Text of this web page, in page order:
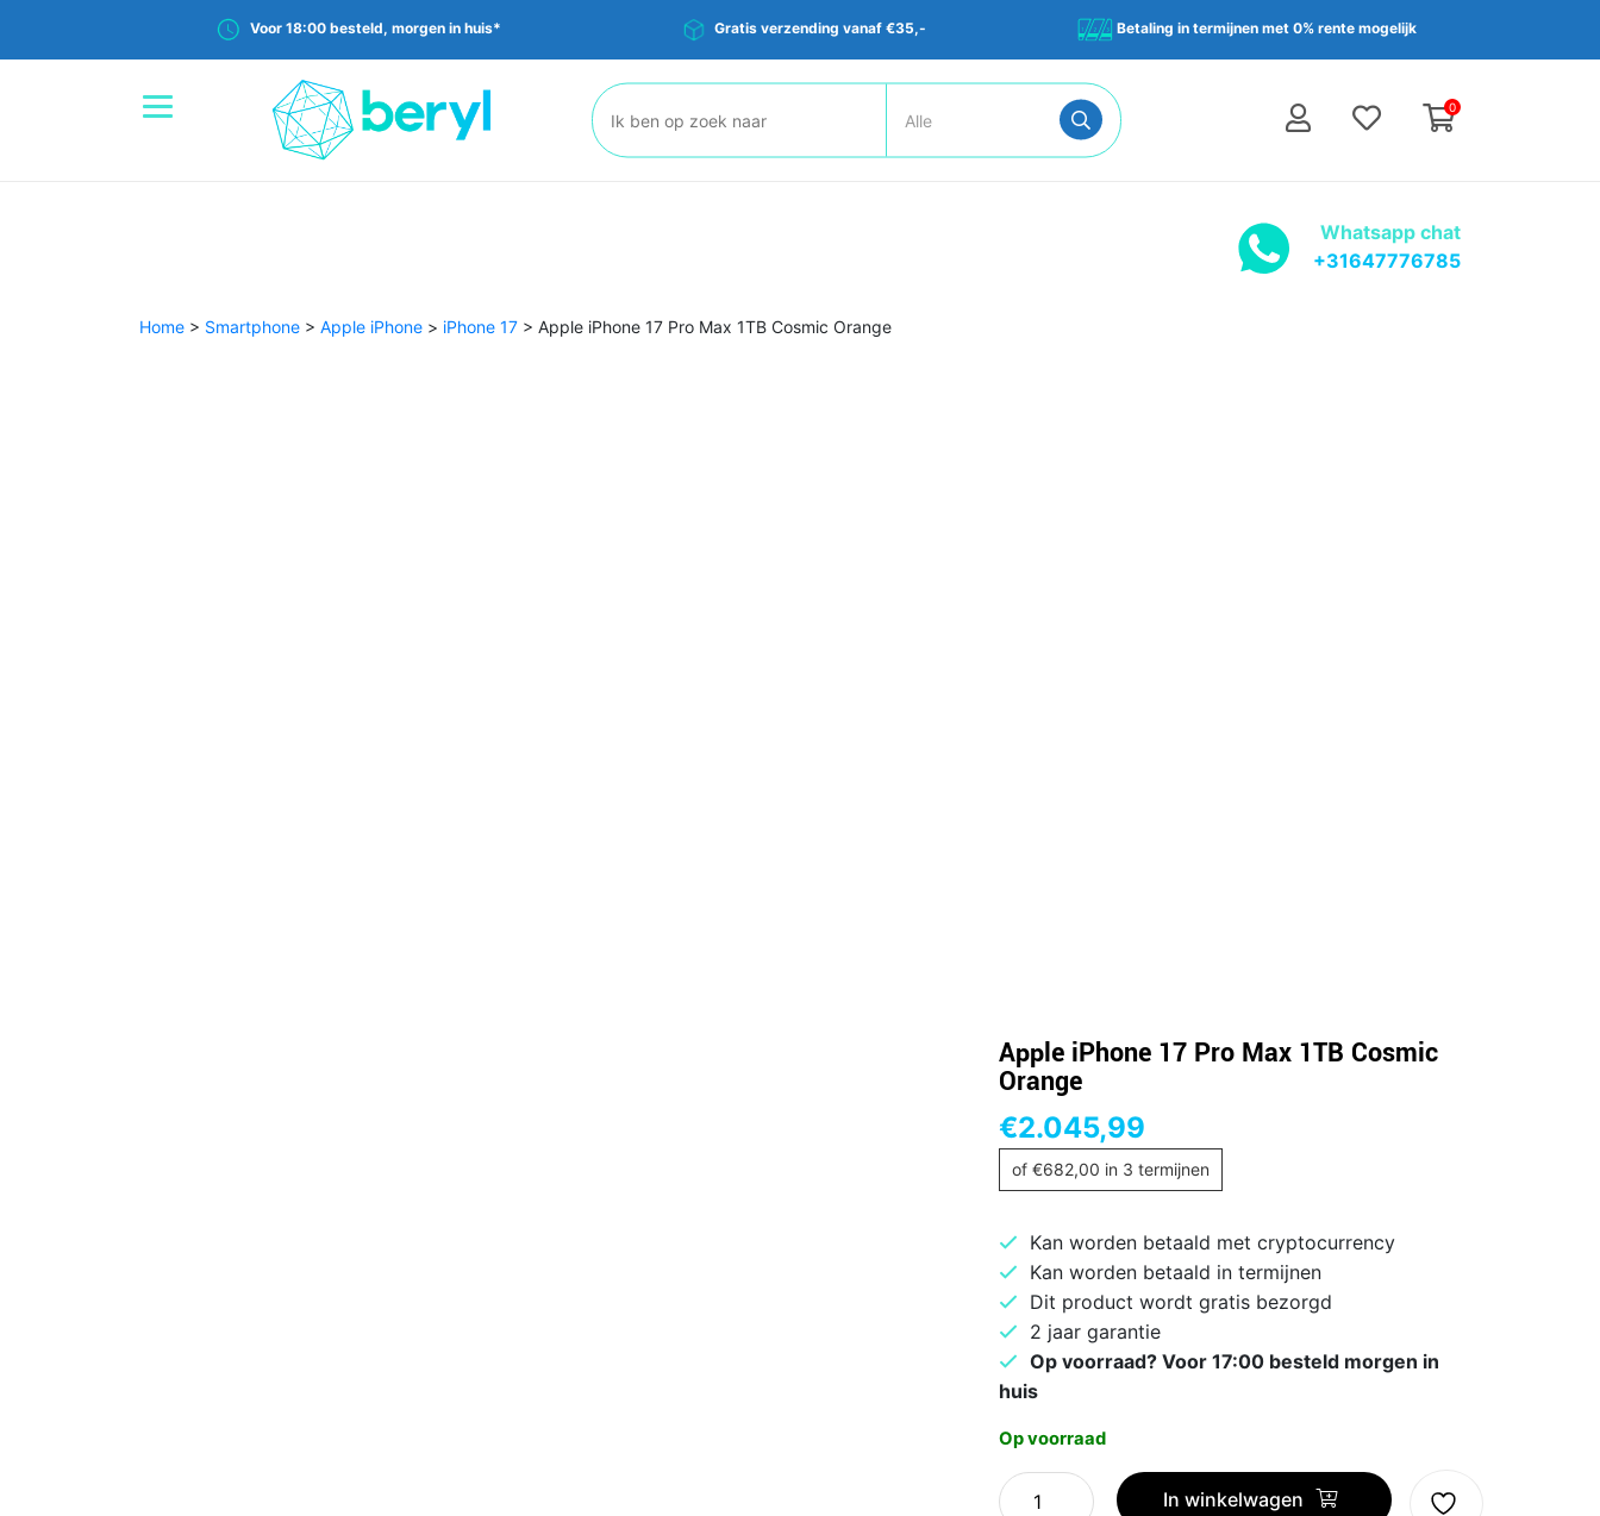
Voor 18:00 besteld, morgen in huis* Gratis verzending vanaf €35,- Betaling in termijnen met 0% rente mogelijk
0
Zoeken:
Whatsapp chat
+31647776785
Home > Smartphone > Apple iPhone > iPhone 17 > Apple iPhone 17 Pro Max 1TB Cosmic Orange
Apple iPhone 17 Pro Max 1TB Cosmic
Orange
€2.045,99
of €682,00 in 3 termijnen
Kan worden betaald met cryptocurrency
Kan worden betaald in termijnen
Dit product wordt gratis bezorgd
2 jaar garantie
Op voorraad? Voor 17:00 besteld morgen in
huis
Op voorraad
Apple
In winkelwagen